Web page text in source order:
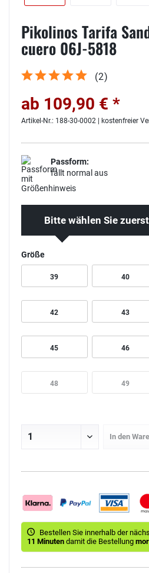
Pikolinos Tarifa
cuero 06J-5818
(2)
ab 109,90 € *
Artikel-Nr.: 188-30-0002 | kostenfreier
Passform:
fällt normal aus
Bitte wählen Sie
Größe
39 40
42 43
45 46
48 49
In den
Bestellen Sie innerhalb der
11 Minuten damit die Bestellung